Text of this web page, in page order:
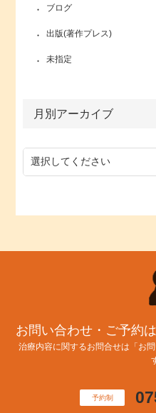
ブログ
出版(著作プレス)
未指定
月別アーカイブ
お問い合わせ・ご予約
治療内容に関するお問合せは「お
予約制